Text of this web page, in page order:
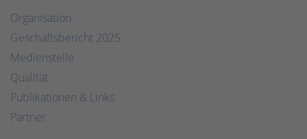
Organisation
Geschäftsbericht 2025
Medienstelle
Qualität
Publikationen & Links
Partner